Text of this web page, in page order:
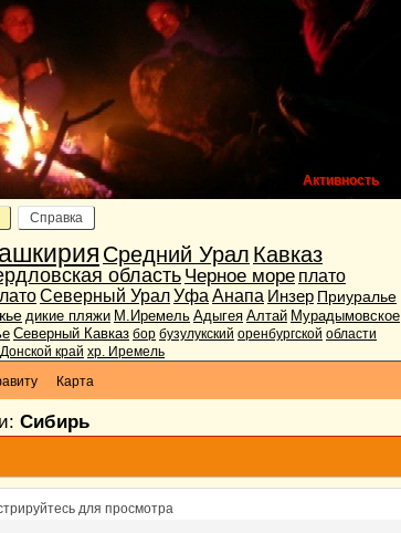
Активность
Справка
Средний Урал Кавказ
областьЧерное море плато
Северный УралУфа Анапа Инзер Приуралье
дикие пляжи М.Иремель Адыгея Алтай Мурадымовское
Северный Кавказ бор бузулукский оренбургской области
Донской край хр. Иремель
Карта
Сибирь
для просмотра